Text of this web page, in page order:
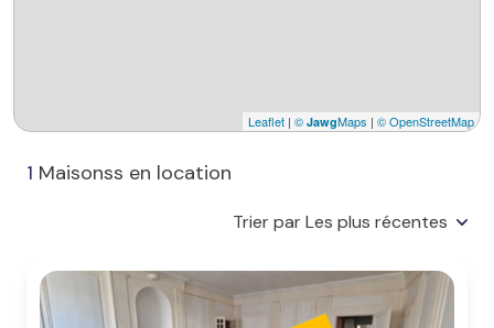
Leaflet | © JawgMaps | © OpenStreetMap
1 Maisonss en location
Trier par Les plus récentes